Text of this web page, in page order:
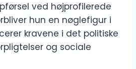
ved højprofilerede
hun en nøglefigur i
kravene i det politiske
og sociale